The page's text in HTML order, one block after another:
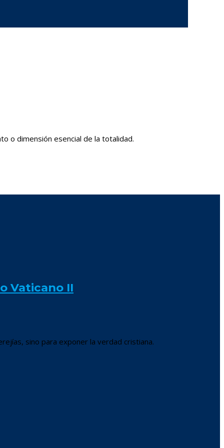
o dimensión esencial de la totalidad.
Vaticano II
sino para exponer la verdad cristiana.